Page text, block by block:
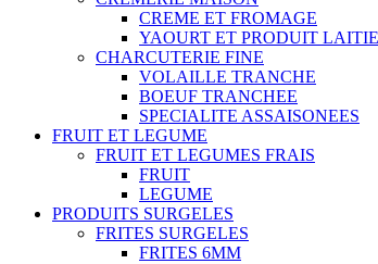
CREME ET FROMAGE
YAOURT ET PRODUIT
CHARCUTERIE FINE
VOLAILLE TRANCHE
BOEUF TRANCHEE
SPECIALITE ASSAISONEES
FRUIT ET LEGUME
FRUIT ET LEGUMES FRAIS
FRUIT
LEGUME
PRODUITS SURGELES
FRITES SURGELES
FRITES 6MM